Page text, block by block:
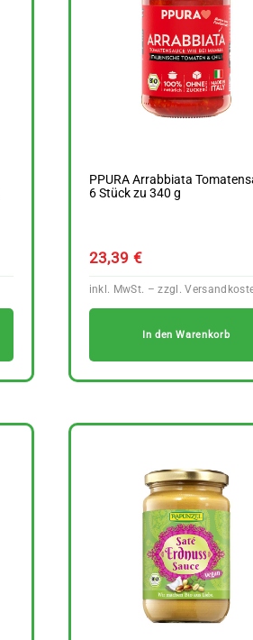
PPURA Arrabbiata
6 Stück zu 340 g
23,39 €
In den Warenkorb